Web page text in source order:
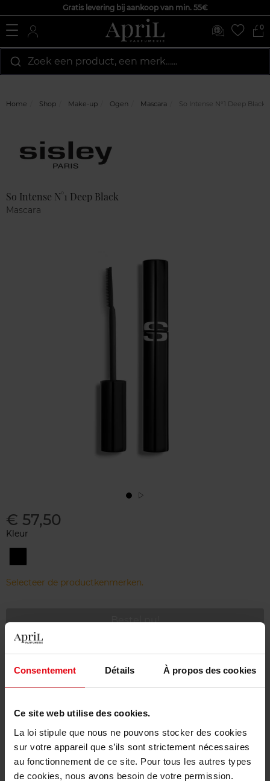
Consentement Détails À propos des cookies
Ce site web utilise des cookies.
La loi stipule que nous ne pouvons stocker des cookies
sur votre appareil que s’ils sont strictement nécessaires
au fonctionnement de ce site. Pour tous les autres types
de cookies, nous avons besoin de votre permission.
Gratis levering bij aankoop van min. 55€
0
Zoek een product, een merk…...
Home Shop Make-up Ogen Mascara So Intense N°1 Deep Black
So Intense N°1 Deep Black
Mascara
€ 57,50
Kleur
Deep
Black
Selecteer de productkenmerken.
Bestel nu!
Gratis levering bij aankoop van min. 55€
Gratis retour in je winkelpunt
Beschrijving